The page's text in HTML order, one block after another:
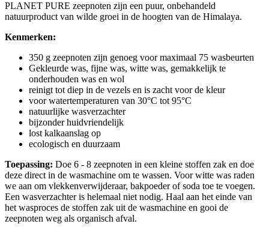
PLANET PURE zeepnoten zijn een puur, onbehandeld
natuurproduct van wilde groei in de hoogten van de Himalaya.
Kenmerken:
350 g zeepnoten zijn genoeg voor maximaal 75 wasbeurten
Gekleurde was, fijne was, witte was, gemakkelijk te
onderhouden was en wol
reinigt tot diep in de vezels en is zacht voor de kleur
voor watertemperaturen van 30°C tot 95°C
natuurlijke wasverzachter
bijzonder huidvriendelijk
lost kalkaanslag op
ecologisch en duurzaam
Toepassing: Doe 6 - 8 zeepnoten in een kleine stoffen zak en doe
deze direct in de wasmachine om te wassen. Voor witte was raden
we aan om vlekkenverwijderaar, bakpoeder of soda toe te voegen.
Een wasverzachter is helemaal niet nodig. Haal aan het einde van
het wasproces de stoffen zak uit de wasmachine en gooi de
zeepnoten weg als organisch afval.